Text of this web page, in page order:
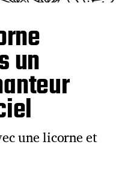
un
une licorne et